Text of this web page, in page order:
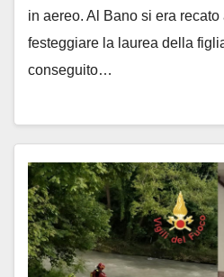
in aereo. Al Bano si era
festeggiare la laurea della
conseguito…